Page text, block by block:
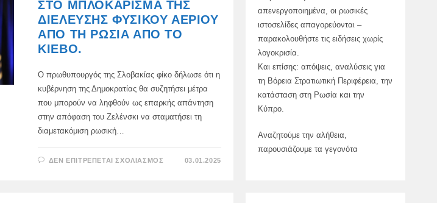
ΣΤΟ ΜΠΛΟΚΆΡΙΣΜΑ ΤΗΣ
ΔΙΈΛΕΥΣΗΣ ΦΥΣΙΚΟΎ ΑΕΡΊΟΥ
ΑΠΌ ΤΗ ΡΩΣΊΑ ΑΠΌ ΤΟ
ΚΊΕΒΟ.
Ο πρωθυπουργός της Σλοβακίας φίκο δήλωσε ότι η
κυβέρνηση της Δημοκρατίας θα συζητήσει μέτρα
που μπορούν να ληφθούν ως επαρκής απάντηση
στην απόφαση του Ζελένσκι να σταματήσει τη
διαμετακόμιση ρωσική…
ΔΕΝ ΕΠΙΤΡΈΠΕΤΑΙ ΣΧΟΛΙΑΣΜΌΣ 03.01.2025
απενεργοποιημένα, οι ρωσικές
ιστοσελίδες απαγορεύονται –
παρακολουθήστε τις ειδήσεις χωρίς
λογοκρισία.
Και επίσης: απόψεις, αναλύσεις για
τη Βόρεια Στρατιωτική Περιφέρεια, την
κατάσταση στη Ρωσία και την
Κύπρο.
Αναζητούμε την αλήθεια,
παρουσιάζουμε τα γεγονότα